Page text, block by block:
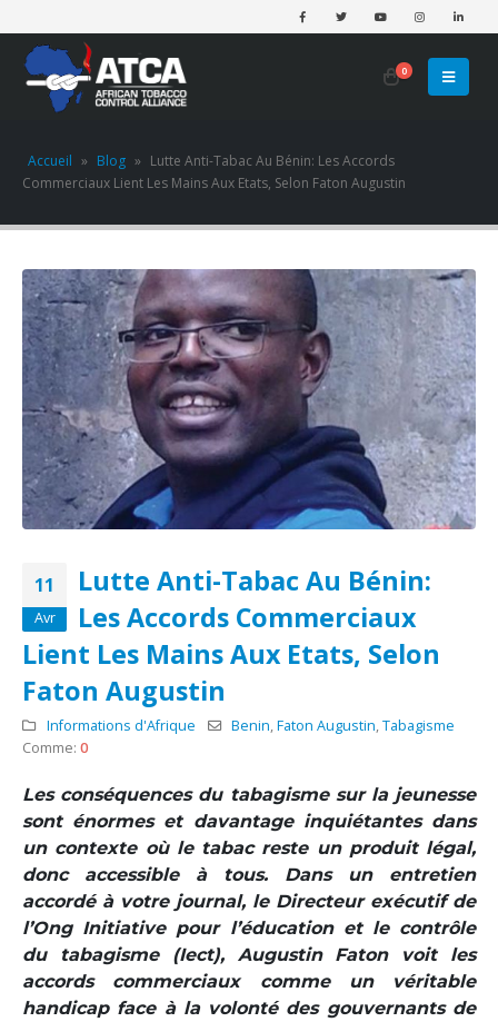
0
Accueil » Blog » Lutte Anti-Tabac Au Bénin: Les Accords
Commerciaux Lient Les Mains Aux Etats, Selon Faton Augustin
11
Avr
Lutte Anti-Tabac Au Bénin:
Les Accords Commerciaux
Lient Les Mains Aux Etats, Selon
Faton Augustin
Informations d'Afrique Benin,Faton Augustin,Tabagisme
Comme: 0
Les conséquences du tabagisme sur la jeunesse
sont énormes et davantage inquiétantes dans
un contexte où le tabac reste un produit légal,
donc accessible à tous. Dans un entretien
accordé à votre journal, le Directeur exécutif de
l’Ong Initiative pour l’éducation et le contrôle
du tabagisme (Iect), Augustin Faton voit les
accords commerciaux comme un véritable
handicap face à la volonté des gouvernants de